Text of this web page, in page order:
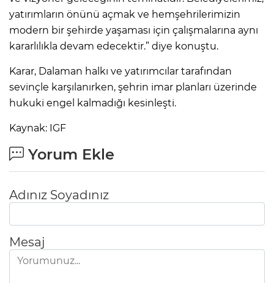
yatırımların önünü açmak ve hemşehrilerimizin
modern bir şehirde yaşaması için çalışmalarına aynı
kararlılıkla devam edecektir.” diye konuştu.
Karar, Dalaman halkı ve yatırımcılar tarafından
sevinçle karşılanırken, şehrin imar planları üzerinde
hukuki engel kalmadığı kesinleşti.
Kaynak: IGF
Yorum Ekle
Adınız Soyadınız
Mesaj